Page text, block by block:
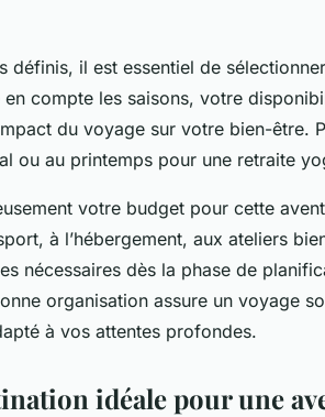
définis, il est essentiel de
compte les saisons, votre
du voyage sur votre bien-être.
ou au printemps pour une retraite
votre budget pour cette
à l’hébergement, aux ateliers
nécessaires dès la phase de
organisation assure un voyage
à vos attentes profondes.
idéale pour une